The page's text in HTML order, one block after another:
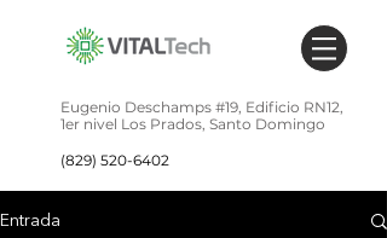
Eugenio Deschamps #19, Edificio RN12,
1er nivel Los Prados, Santo Domingo
(829) 520-6402
Entrada